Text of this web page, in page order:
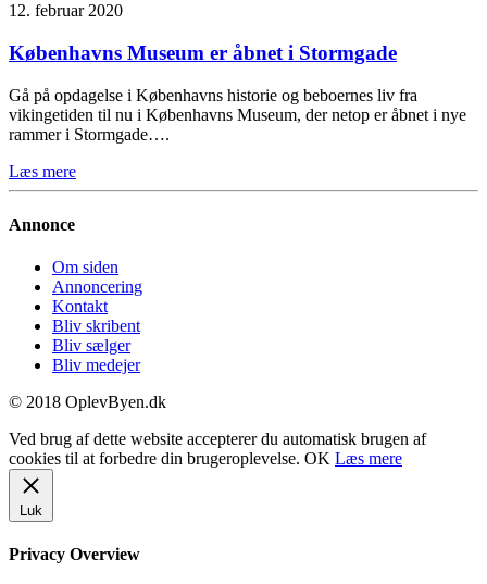
12. februar 2020
Københavns Museum er åbnet i Stormgade
Gå på opdagelse i Københavns historie og beboernes liv fra
vikingetiden til nu i Københavns Museum, der netop er åbnet i nye
rammer i Stormgade….
Læs mere
Annonce
Om siden
Annoncering
Kontakt
Bliv skribent
Bliv sælger
Bliv medejer
© 2018 OplevByen.dk
Ved brug af dette website accepterer du automatisk brugen af
cookies til at forbedre din brugeroplevelse. OK Læs mere
Luk
Privacy Overview